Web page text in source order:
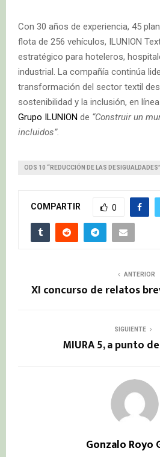
Con 30 años de experiencia, 45
flota de 256 vehículos, ILUNION
estratégico para hoteleros,
industrial. La compañía continúa
transformación del sector textil
sostenibilidad y la inclusión, en
Grupo ILUNION de “Construir un
incluidos”.
ODS 10 “REDUCCIÓN DE LAS DESIGUALDADES”
COMPARTIR 0
ANTERIOR
XI concurso de relatos
SIGUIENTE
MIURA 5, a punto
Gonzalo Royo